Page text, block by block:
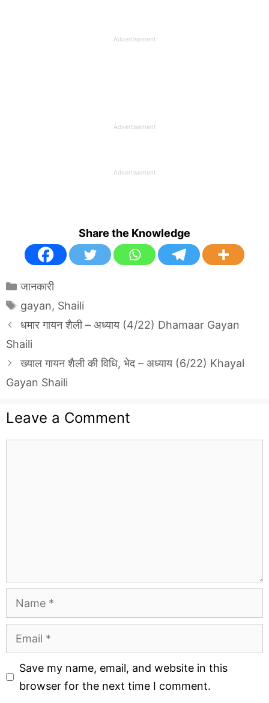
Advertisement
Advertisement
Advertisement
Share the Knowledge
Categories
जानकारी
Tags
gayan, Shaili
धमार गायन शैली – अध्याय (4/22) Dhamaar Gayan
Shaili
ख्याल गायन शैली की विधि, भेद – अध्याय (6/22) Khayal
Gayan Shaili
Leave a Comment
Name
Email
Website
Save my name, email, and website in this
browser for the next time I comment.